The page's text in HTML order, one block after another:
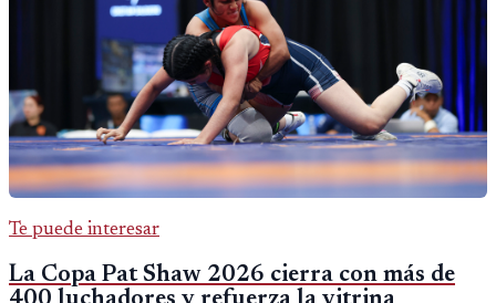
Te puede interesar
La Copa Pat Shaw 2026 cierra con más de